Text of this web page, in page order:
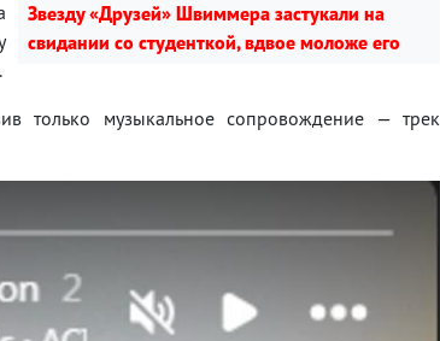
Звезду «Друзей» Швиммера застукали на
свидании со студенткой, вдвое моложе его
только музыкальное сопровождение — трек